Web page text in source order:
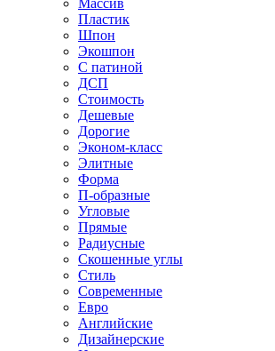
Пластик
Шпон
Экошпон
С патиной
ДСП
Стоимость
Дешевые
Дорогие
Эконом-класс
Элитные
Форма
П-образные
Угловые
Прямые
Радиусные
Скошенные углы
Стиль
Современные
Евро
Английские
Дизайнерские